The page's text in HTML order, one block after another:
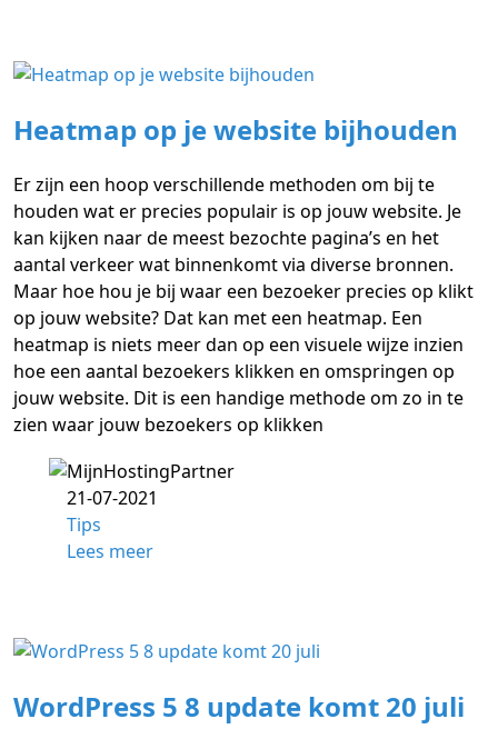
Heatmap op je website bijhouden
Er zijn een hoop verschillende methoden om bij te
houden wat er precies populair is op jouw website. Je
kan kijken naar de meest bezochte pagina’s en het
aantal verkeer wat binnenkomt via diverse bronnen.
Maar hoe hou je bij waar een bezoeker precies op klikt
op jouw website? Dat kan met een heatmap. Een
heatmap is niets meer dan op een visuele wijze inzien
hoe een aantal bezoekers klikken en omspringen op
jouw website. Dit is een handige methode om zo in te
zien waar jouw bezoekers op klikken
21-07-2021
Tips
Lees meer
WordPress 5 8 update komt 20 juli